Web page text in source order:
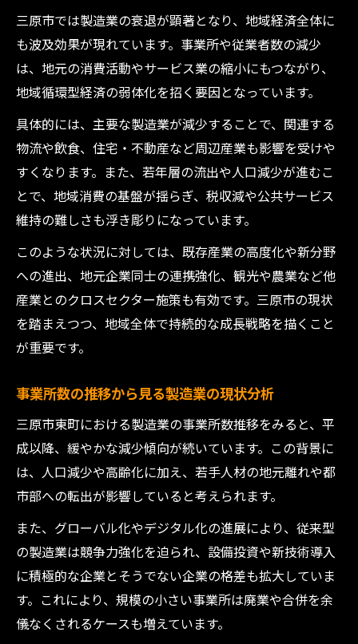
三原市では製造業の衰退が顕著となり、地域経済全体に
も波及効果が現れています。事業所や従業者数の減少
は、地元の消費活動やサービス業の縮小にもつながり、
地域循環型経済の弱体化を招く要因となっています。
具体的には、主要な製造業が減少することで、関連する
物流や飲食、住宅・不動産など周辺産業も影響を受けや
すくなります。また、若年層の流出や人口減少が進むこ
とで、地域消費の基盤が揺らぎ、税収減や公共サービス
維持の難しさも浮き彫りになっています。
このような状況に対しては、既存産業の高度化や新分野
への進出、地元企業同士の連携強化、観光や農業など他
産業とのクロスセクター施策も有効です。三原市の現状
を踏まえつつ、地域全体で持続的な成長戦略を描くこと
が重要です。
事業所数の推移から見る製造業の現状分析
三原市東町における製造業の事業所数推移をみると、平
成以降、緩やかな減少傾向が続いています。この背景に
は、人口減少や高齢化に加え、若手人材の地元離れや都
市部への転出が影響していると考えられます。
また、グローバル化やデジタル化の進展により、従来型
の製造業は競争力強化を迫られ、設備投資や新技術導入
に積極的な企業とそうでない企業の格差も拡大していま
す。これにより、規模の小さい事業所は廃業や合併を余
儀なくされるケースも増えています。